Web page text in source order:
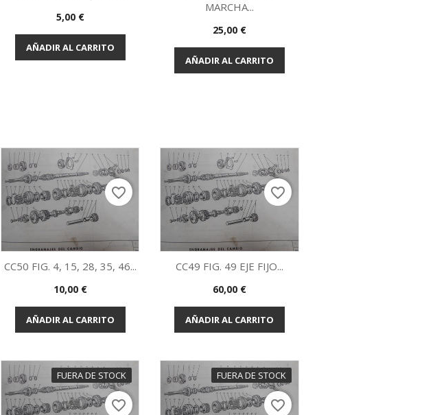
Vista rápida
Precio
5,00 €
AÑADIR AL CARRITO
Vista rápida
MARCHA...
Precio
25,00 €
AÑADIR AL CARRITO
Vista rápida
CC50 FIG. 4, 15, 28, 35, 46...
Precio
10,00 €
AÑADIR AL CARRITO
favorite_border
Vista rápida
CC49 FIG. 49 EJE FIJO...
Precio
60,00 €
AÑADIR AL CARRITO
favorite_border
FUERA DE STOCK
favorite_border
FUERA DE STOCK
favorite_border